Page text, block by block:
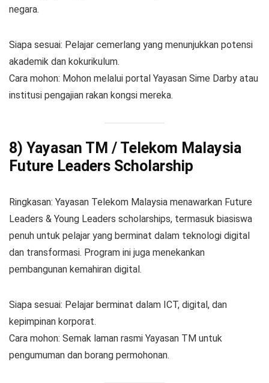
negara.
Siapa sesuai: Pelajar cemerlang yang menunjukkan potensi
akademik dan kokurikulum.
Cara mohon: Mohon melalui portal Yayasan Sime Darby atau
institusi pengajian rakan kongsi mereka.
8) Yayasan TM / Telekom Malaysia
Future Leaders Scholarship
Ringkasan: Yayasan Telekom Malaysia menawarkan Future
Leaders & Young Leaders scholarships, termasuk biasiswa
penuh untuk pelajar yang berminat dalam teknologi digital
dan transformasi. Program ini juga menekankan
pembangunan kemahiran digital.
Siapa sesuai: Pelajar berminat dalam ICT, digital, dan
kepimpinan korporat.
Cara mohon: Semak laman rasmi Yayasan TM untuk
pengumuman dan borang permohonan.